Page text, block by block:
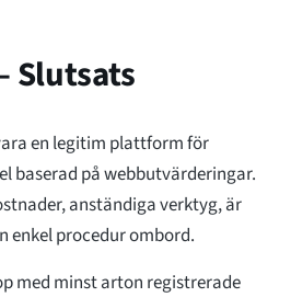
Slutsats
en legitim plattform för
baserad på webbutvärderingar.
anständiga verktyg, är
enkel procedur ombord.
med minst arton registrerade